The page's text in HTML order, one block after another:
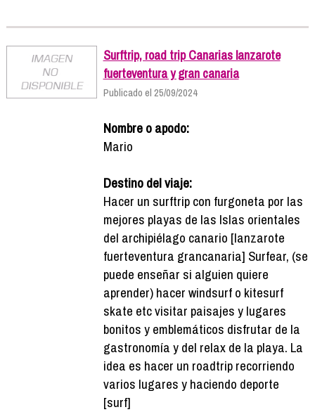
Surftrip, road trip Canarias lanzarote
fuerteventura y gran canaria
Publicado el 25/09/2024
Nombre o apodo:
Mario
Destino del viaje:
Hacer un surftrip con furgoneta por las
mejores playas de las Islas orientales
del archipiélago canario [lanzarote
fuerteventura grancanaria] Surfear, (se
puede enseñar si alguien quiere
aprender) hacer windsurf o kitesurf
skate etc visitar paisajes y lugares
bonitos y emblemáticos disfrutar de la
gastronomía y del relax de la playa. La
idea es hacer un roadtrip recorriendo
varios lugares y haciendo deporte
[surf]